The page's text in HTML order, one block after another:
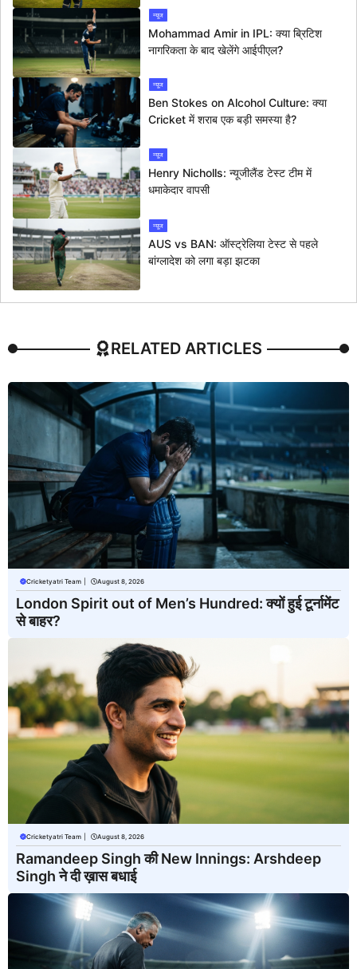
न्यूज
Mohammad Amir in IPL: क्या ब्रिटिश
नागरिकता के बाद खेलेंगे आईपीएल?
न्यूज
Ben Stokes on Alcohol Culture: क्या
Cricket में शराब एक बड़ी समस्या है?
न्यूज
Henry Nicholls: न्यूजीलैंड टेस्ट टीम में
धमाकेदार वापसी
न्यूज
AUS vs BAN: ऑस्ट्रेलिया टेस्ट से पहले
बांग्लादेश को लगा बड़ा झटका
RELATED ARTICLES
Cricketyatri Team August 8, 2026
London Spirit out of Men’s Hundred: क्यों हुई टूर्नामेंट
से बाहर?
Cricketyatri Team August 8, 2026
Ramandeep Singh की New Innings: Arshdeep
Singh ने दी ख़ास बधाई